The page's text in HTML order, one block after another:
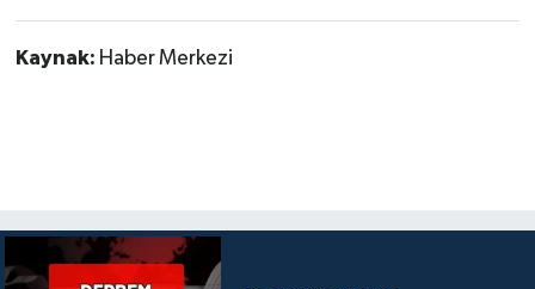
Kaynak: Haber Merkezi